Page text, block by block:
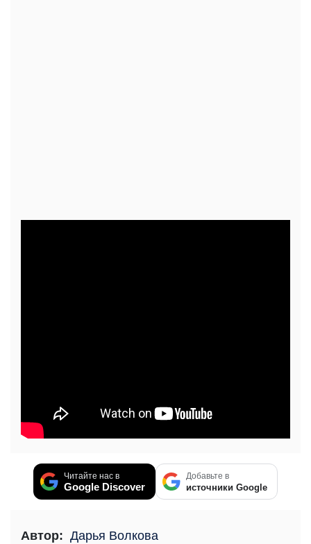
Читайте нас в
Google Discover
Добавьте в
источники Google
Автор: Дарья Волкова